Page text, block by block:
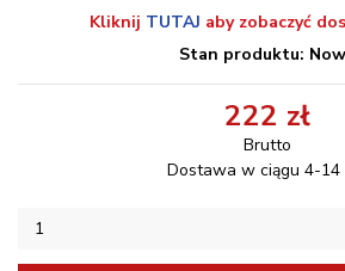
Kliknij TUTAJ aby zobaczyć
Stan produktu:
222 zł
Brutto
Dostawa w ciągu 4-14